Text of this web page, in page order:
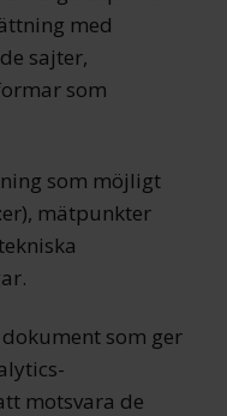
med
sajter,
som
som möjligt
mätpunkter
som ger
motsvara de